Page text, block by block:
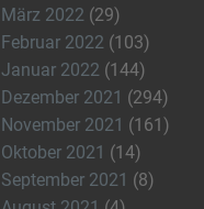
März 2022 (29)
Februar 2022 (103)
Januar 2022 (144)
Dezember 2021 (294)
November 2021 (161)
Oktober 2021 (14)
September 2021 (8)